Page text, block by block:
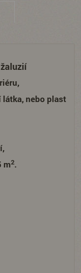
nebo plast
m2.